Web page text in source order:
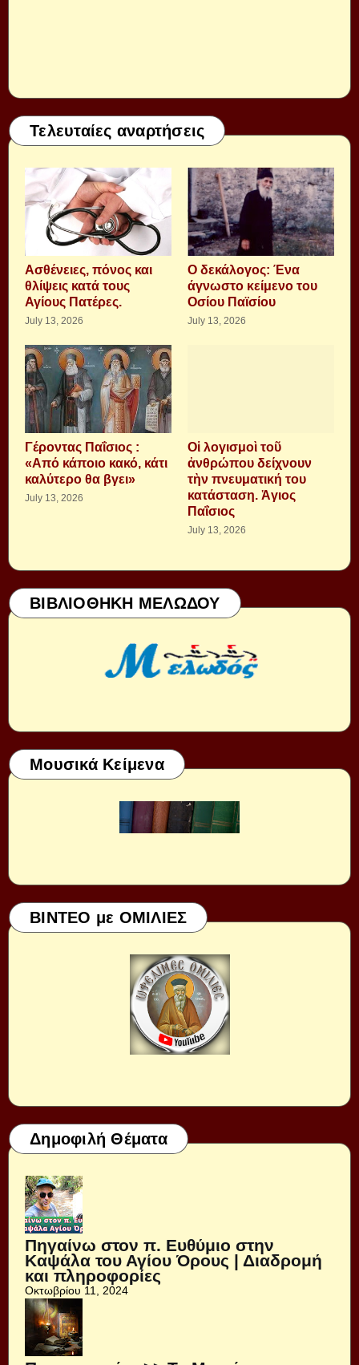
Τελευταίες αναρτήσεις
Aσθένειες, πόνος και
θλίψεις κατά τους
Αγίους Πατέρες.
July 13, 2026
Ο δεκάλογος: Ένα
άγνωστο κείμενο του
Οσίου Παϊσίου
July 13, 2026
Γέροντας Παΐσιος :
«Από κάποιο κακό, κάτι
καλύτερο θα βγει»
July 13, 2026
Οἱ λογισμοὶ τοῦ
ἀνθρώπου δείχνουν
τὴν πνευματική του
κατάσταση. Ἁγιος
Παΐσιος
July 13, 2026
ΒΙΒΛΙΟΘΗΚΗ ΜΕΛΩΔΟΥ
Μουσικά Κείμενα
ΒΙΝΤΕΟ με ΟΜΙΛΙΕΣ
Δημοφιλή Θέματα
Πηγαίνω στον π. Ευθύμιο στην
Καψάλα του Αγίου Όρους | Διαδρομή
και πληροφορίες
Οκτωβρίου 11, 2024